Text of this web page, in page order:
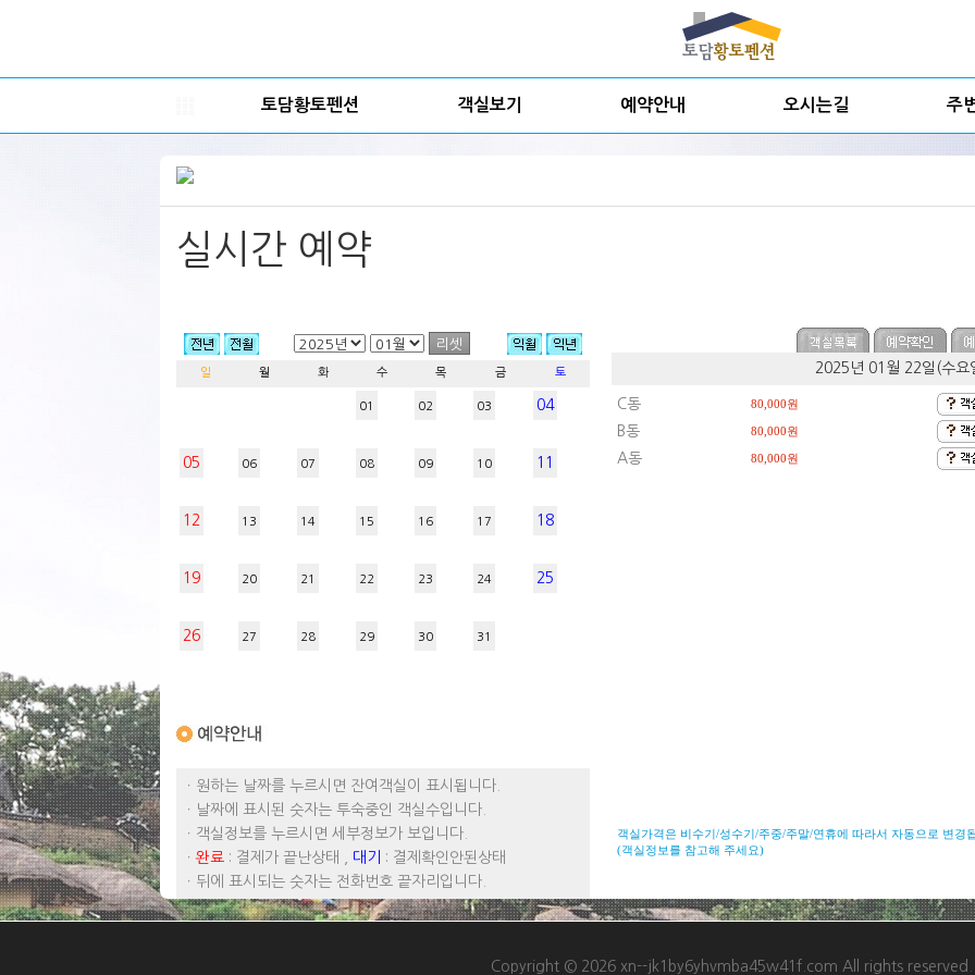
토담황토펜션 객실보기 예약안내 오시는길 주
실시간 예약
일 월 화 수 목 금 토
01 02 03 04
05 06 07 08 09 10 11
12 13 14 15 16 17 18
19 20 21 22 23 24 25
26 27 28 29 30 31
ㆍ원하는 날짜를 누르시면 잔여객실이 표시됩니다.
ㆍ날짜에 표시된 숫자는 투숙중인 객실수입니다.
ㆍ객실정보를 누르시면 세부정보가 보입니다.
ㆍ 완료 : 결제가 끝난상태 , 대기
: 결제확인안된상태
ㆍ뒤에 표시되는 숫자는 전화번호 끝자리입니다.
2025년 01월 22일(수요
C동 80,000원
B동 80,000원
A동 80,000원
객실가격은 비수기/성수기/주중/주말/연휴에 따라서 자동으로 변경
(객실정보를 참고해 주세요)
Copyright © 2026 xn--jk1by6yhvmba45w41f.com All rights reserved.